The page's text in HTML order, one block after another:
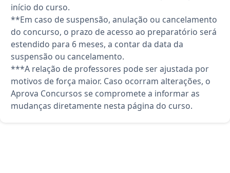
início do curso.
**Em caso de suspensão, anulação ou cancelamento
do concurso, o prazo de acesso ao preparatório será
estendido para 6 meses, a contar da data da
suspensão ou cancelamento.
***A relação de professores pode ser ajustada por
motivos de força maior. Caso ocorram alterações, o
Aprova Concursos se compromete a informar as
mudanças diretamente nesta página do curso.